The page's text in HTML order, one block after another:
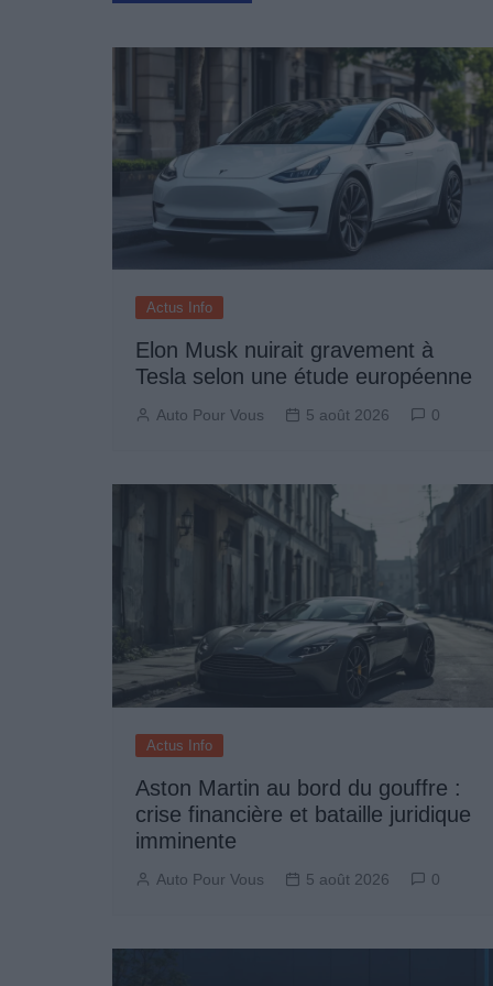
de
l’article
Actus Info
Elon Musk nuirait gravement à
Tesla selon une étude européenne
Auto Pour Vous 5 août 2026 0
Actus Info
Aston Martin au bord du gouffre :
crise financière et bataille juridique
imminente
Auto Pour Vous 5 août 2026 0